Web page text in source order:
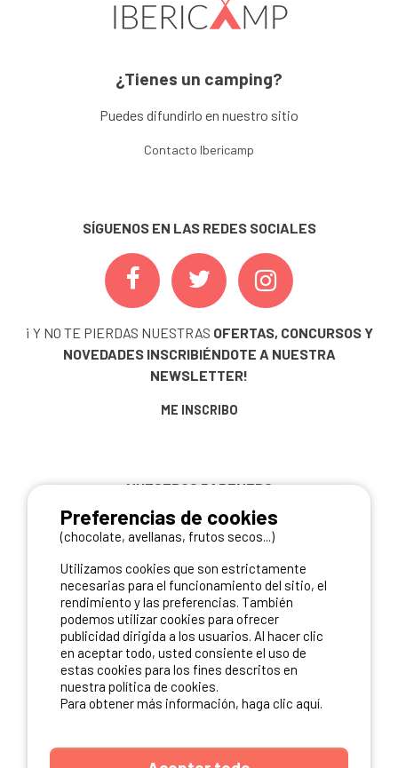
¿Tienes un camping?
Puedes difundirlo en nuestro sitio
Contacto Ibericamp
SÍGUENOS EN LAS REDES SOCIALES
¡ Y NO TE PIERDAS NUESTRAS OFERTAS, CONCURSOS Y
NOVEDADES INSCRIBIÉNDOTE A NUESTRA
NEWSLETTER!
ME INSCRIBO
NUESTROS PARTNERS
Preferencias de cookies
(chocolate, avellanas, frutos secos...)
Utilizamos cookies que son estrictamente
necesarias para el funcionamiento del sitio, el
rendimiento y las preferencias. También
podemos utilizar cookies para ofrecer
publicidad dirigida a los usuarios. Al hacer clic
en aceptar todo, usted consiente el uso de
estas cookies para los fines descritos en
nuestra política de cookies.
Para obtener más información, haga clic aquí.